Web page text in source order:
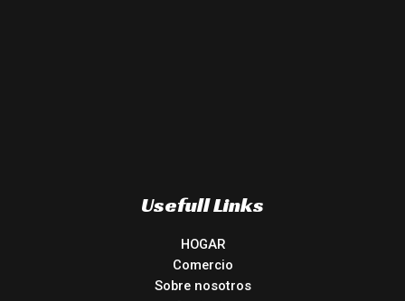
Usefull Links
HOGAR
Comercio
Sobre nosotros